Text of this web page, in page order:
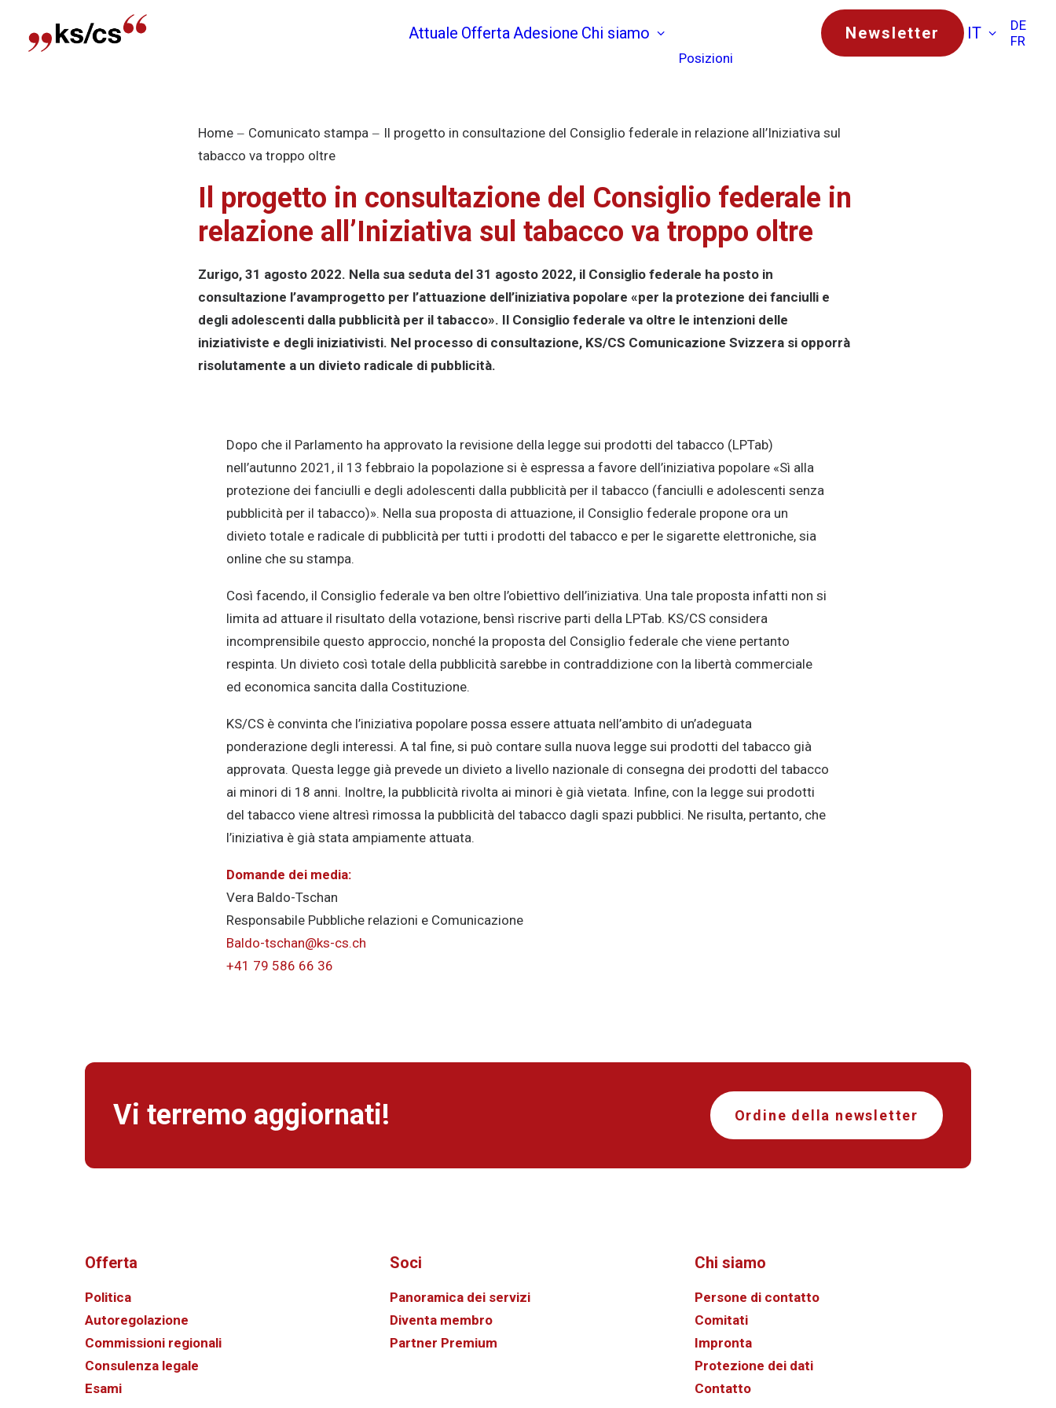
Attuale OffertaAdesione Chi siamo
Posizioni
Newsletter IT
DE
FR
Home Comunicato stampa
Il progetto in consultazione del Consiglio federale in relazione all’Iniziativa sul
tabacco va troppo oltre
Il progetto in consultazione del Consiglio federale in
relazione all’Iniziativa sul tabacco va troppo oltre
Zurigo, 31 agosto 2022. Nella sua seduta del 31 agosto 2022, il Consiglio federale ha posto in
consultazione l’avamprogetto per l’attuazione dell’iniziativa popolare «per la protezione dei fanciulli e
degli adolescenti dalla pubblicità per il tabacco». Il Consiglio federale va oltre le intenzioni delle
iniziativiste e degli iniziativisti. Nel processo di consultazione, KS/CS Comunicazione Svizzera si opporrà
risolutamente a un divieto radicale di pubblicità.
Dopo che il Parlamento ha approvato la revisione della legge sui prodotti del tabacco (LPTab)
nell’autunno 2021, il 13 febbraio la popolazione si è espressa a favore dell’iniziativa popolare «Sì alla
protezione dei fanciulli e degli adolescenti dalla pubblicità per il tabacco (fanciulli e adolescenti senza
pubblicità per il tabacco)». Nella sua proposta di attuazione, il Consiglio federale propone ora un
divieto totale e radicale di pubblicità per tutti i prodotti del tabacco e per le sigarette elettroniche, sia
online che su stampa.
Così facendo, il Consiglio federale va ben oltre l’obiettivo dell’iniziativa. Una tale proposta infatti non si
limita ad attuare il risultato della votazione, bensì riscrive parti della LPTab. KS/CS considera
incomprensibile questo approccio, nonché la proposta del Consiglio federale che viene pertanto
respinta. Un divieto così totale della pubblicità sarebbe in contraddizione con la libertà commerciale
ed economica sancita dalla Costituzione.
KS/CS è convinta che l’iniziativa popolare possa essere attuata nell’ambito di un’adeguata
ponderazione degli interessi. A tal fine, si può contare sulla nuova legge sui prodotti del tabacco già
approvata. Questa legge già prevede un divieto a livello nazionale di consegna dei prodotti del tabacco
ai minori di 18 anni. Inoltre, la pubblicità rivolta ai minori è già vietata. Infine, con la legge sui prodotti
del tabacco viene altresì rimossa la pubblicità del tabacco dagli spazi pubblici. Ne risulta, pertanto, che
l’iniziativa è già stata ampiamente attuata.
Domande dei media:
Vera Baldo-Tschan
Responsabile Pubbliche relazioni e Comunicazione
Baldo-tschan@ks-cs.ch
+41 79 586 66 36
Vi terremo aggiornati! Ordine della newsletter
Offerta
Politica
Autoregolazione
Commissioni regionali
Consulenza legale
Esami
Soci
Panoramica dei servizi
Diventa membro
Partner Premium
Chi siamo
Persone di contatto
Comitati
Impronta
Protezione dei dati
Contatto